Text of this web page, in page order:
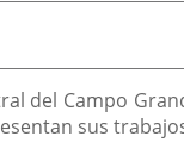
del Campo
sus